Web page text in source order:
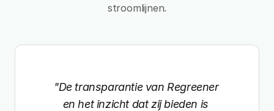
stroomlijnen.
"De transparantie van Regreener
en het inzicht dat zij bieden is